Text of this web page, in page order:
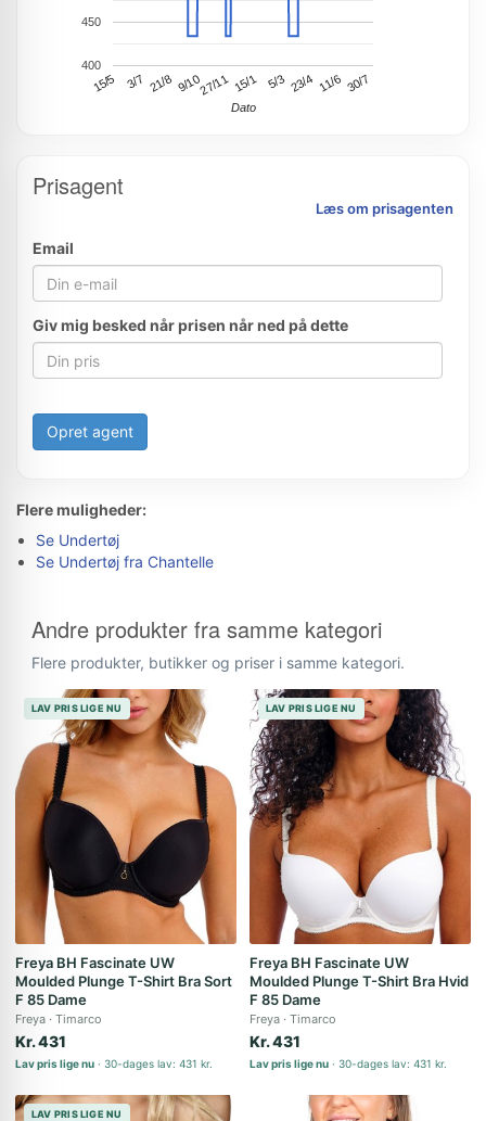
15/5 3/7 21/8 9/1027/11 15/1 5/3 23/4 11/6 30/7
400
450
Dato
Prisagent
Læs om prisagenten
Email
Giv mig besked når prisen når ned på dette
Opret agent
Flere muligheder:
Se Undertøj
Se Undertøj fra Chantelle
Andre produkter fra samme kategori
Flere produkter, butikker og priser i samme kategori.
LAV PRIS LIGE NU
Freya BH Fascinate UW
Moulded Plunge T-Shirt Bra Sort
F 85 Dame
Freya Timarco
Kr. 431
Lav pris lige nu 30-dages lav: 431 kr.
LAV PRIS LIGE NU
Freya BH Fascinate UW
Moulded Plunge T-Shirt Bra Hvid
F 85 Dame
Freya Timarco
Kr. 431
Lav pris lige nu 30-dages lav: 431 kr.
LAV PRIS LIGE NU